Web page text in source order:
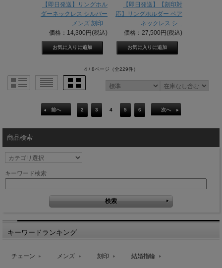
【即日発送】リングホル
ダーネックレス シルバー
メンズ 刻印...
価格：14,300円(税込)
【即日発送】【刻印対
応】リングホルダー ペア
ネックレス シ...
価格：27,500円(税込)
4 / 8ページ （全229件）
前へ 2 3 4 5 6 次へ
商品検索
キーワード検索
キーワードランキング
チェーン メンズ 刻印 結婚指輪